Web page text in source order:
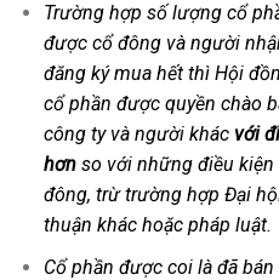
Trường hợp số lượng cổ
được cổ đông và người
đăng ký mua hết thì Hội
cổ phần được quyền chào
công ty và người khác với
hơnso với những điều kiện
đông, trừ trường hợp Đại
thuận khác hoặc pháp luật.
Cổ phần được coi là đã